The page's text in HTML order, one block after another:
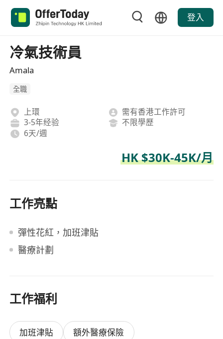
登入
冷氣技術員
Amala
全職
上環
需有香港工作許可
3-5年经验
不限學歷
6天/週
HK $30K-45K/月
工作亮點
彈性花紅，加班津貼
醫療計劃
工作福利
加班津貼 額外醫療保險